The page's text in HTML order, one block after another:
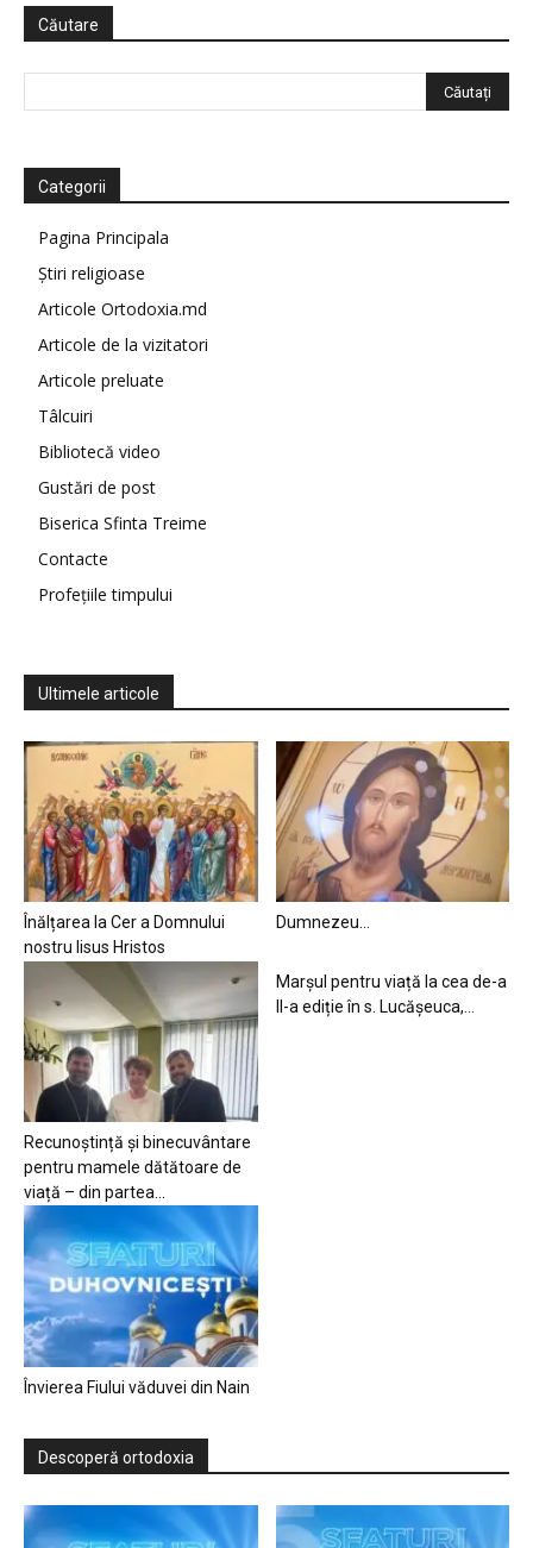
Căutare
Categorii
Pagina Principala
Știri religioase
Articole Ortodoxia.md
Articole de la vizitatori
Articole preluate
Tâlcuiri
Bibliotecă video
Gustări de post
Biserica Sfinta Treime
Contacte
Profețiile timpului
Ultimele articole
Înălțarea la Cer a Domnului
nostru Iisus Hristos
Dumnezeu…
Recunoștință și binecuvântare
pentru mamele dătătoare de
viață – din partea...
Marșul pentru viață la cea de-a
II-a ediție în s. Lucășeuca,...
Învierea Fiului văduvei din Nain
Descoperă ortodoxia